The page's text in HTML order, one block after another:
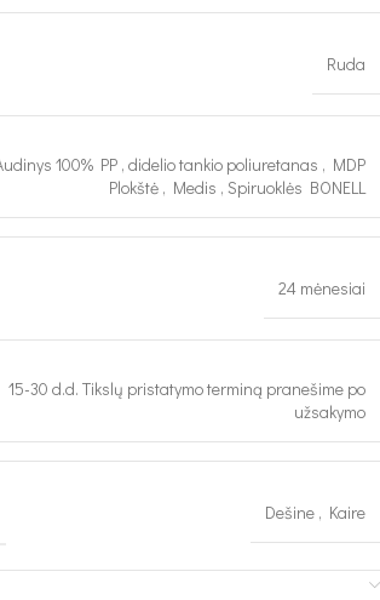
Ruda
100% PP , didelio tankio poliuretanas , MDP
Plokštė , Medis , Spiruoklės BONELL
24 mėnesiai
15-30 d.d. Tikslų pristatymo terminą pranešime po
užsakymo
Dešine , Kaire